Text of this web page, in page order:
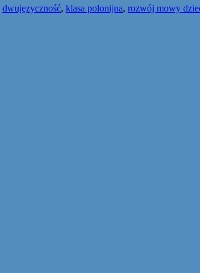
dwujęzyczność, klasa polonijna, rozwój mowy